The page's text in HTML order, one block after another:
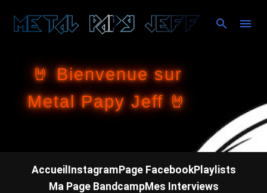
Accéder au contenu principal
🤘 Bienvenue sur
Metal Papy Jeff 🤘
Accueil InstagramPage FacebookPlaylists
Ma Page BandcampMes Interviews